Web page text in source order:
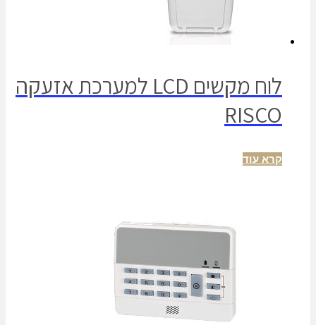
לוח מקשים LCD למערכת אזעקה
RISCO
קרא עוד